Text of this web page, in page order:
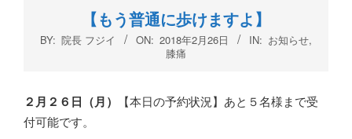
【もう普通に歩けますよ】
BY: 院長 フジイ ON: 2018年2月26日 IN: お知らせ,
膝痛
２月２６ 日（月）
【本日の予約状況】あと５名様まで受
付可能です。